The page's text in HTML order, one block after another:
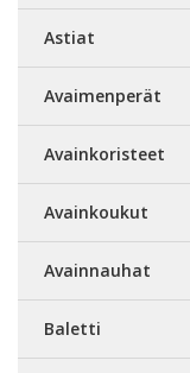
Astiat
Avaimenperät
Avainkoristeet
Avainkoukut
Avainnauhat
Baletti